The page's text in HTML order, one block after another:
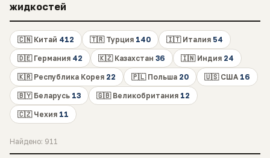
жидкостей
🇨🇳 Китай 412 🇹🇷 Турция 140 🇮🇹 Италия 54
🇩🇪 Германия 42 🇰🇿 Казахстан 36 🇮🇳 Индия 24
🇰🇷 Республика Корея 22 🇵🇱 Польша 20 🇺🇸 США 16
🇧🇾 Беларусь 13 🇬🇧 Великобритания 12
🇨🇿 Чехия 11
Найдено: 911